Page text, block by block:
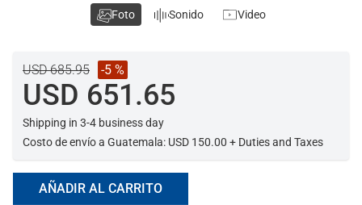
USD 685.95 -5 %
USD 651.65
Shipping in 3-4 business day
Costo de envío a Guatemala: USD 150.00 + Duties and Taxes
AÑADIR AL CARRITO
Foto Sonido Video